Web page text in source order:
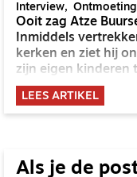
Interview Ontmoeting
Ooit zag Atze
Inmiddels
kerken en ziet hij
zijn eigen kinderen
allemaal losers en is
LEES ARTIKEL
Als je de